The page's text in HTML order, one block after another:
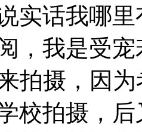
实话我哪
，我是受
拍摄，因
校拍摄，